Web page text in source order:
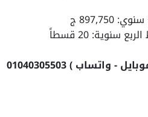
ج
سنوية: 20 قسطاً
- واتساب ) 01040305503